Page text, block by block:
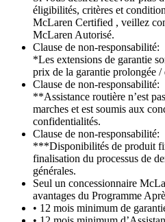
éligibilités, critères et
McLaren Certified , veillez
McLaren Autorisé.
Clause de non-responsabilité:
*Les extensions de garantie
prix de la garantie prolongée
Clause de non-responsabilité:
**Assistance routière n’est
marches et est soumis aux
confidentialités.
Clause de non-responsabilité:
***Disponibilités de produit
finalisation du processus de
générales.
Seul un concessionnaire
avantages du Programme
• 12 mois minimum de